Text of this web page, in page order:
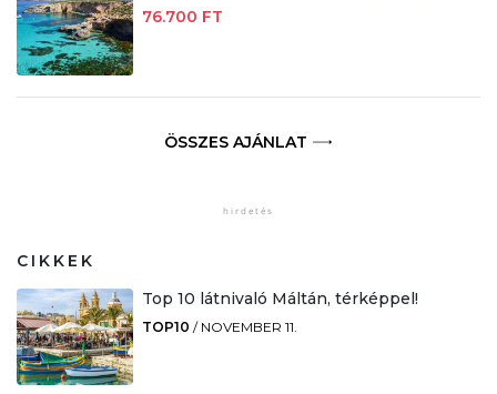
76.700 FT
ÖSSZES AJÁNLAT
CIKKEK
Top 10 látnivaló Máltán, térképpel!
TOP10 / NOVEMBER 11.